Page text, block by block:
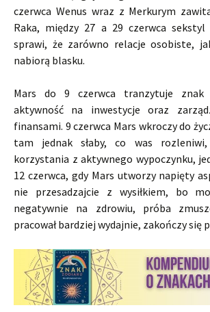
czerwca Wenus wraz z Merkurym
Raka, między 27 a 29 czerwca sekstyl
sprawi, że zarówno relacje osobiste,
nabiorą blasku.
Mars do 9 czerwca tranzytuje znak
aktywność na inwestycje oraz
finansami. 9 czerwca Mars wkroczy do
tam jednak słaby, co was
korzystania z aktywnego wypoczynku,
12 czerwca, gdy Mars utworzy napięty
nie przesadzajcie z wysiłkiem, bo
negatywnie na zdrowiu, próba
pracował bardziej wydajnie, zakończy się